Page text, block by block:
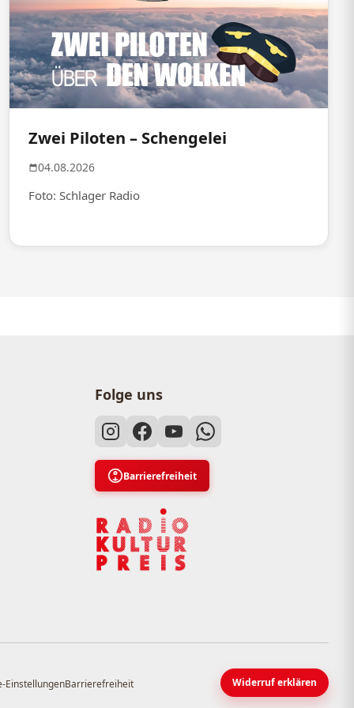
Zwei Piloten – Schengelei
04.08.2026
Foto: Schlager Radio
Folge uns
Barrierefreiheit
EinstellungenBarrierefreiheit Widerruf erklären